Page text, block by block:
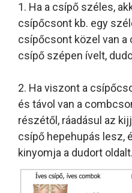
1. Ha a csípő széles,
csípőcsont kb. egy
csípőcsont közel van a
csípő szépen ívelt,
2. Ha viszont a
és távol van a
részétől, ráadásul az
csípő hepehupás lesz,
kinyomja a dudort oldalt.